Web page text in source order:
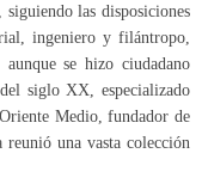
las disposiciones
ingeniero y filántropo,
se hizo ciudadano
siglo XX, especializado
Medio, fundador de
una vasta colección